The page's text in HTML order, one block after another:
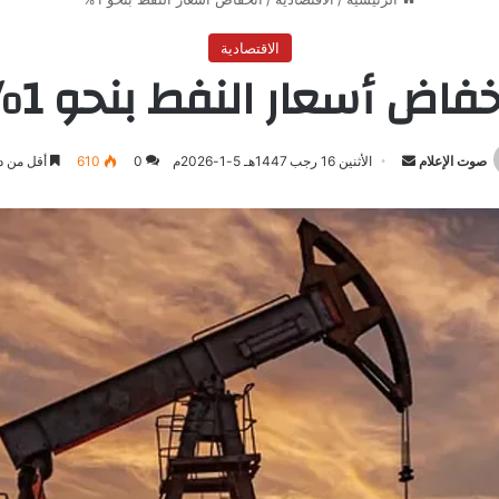
الاقتصادية
أسعار النفط بنحو 1%
صوت الإعلام
أرسل
إلكترونيا
الأثنين 16 رجب 1447هـ 5-1-2026م 0
610 أقل من